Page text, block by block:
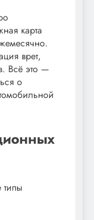
карта
врет,
Всё это —
о